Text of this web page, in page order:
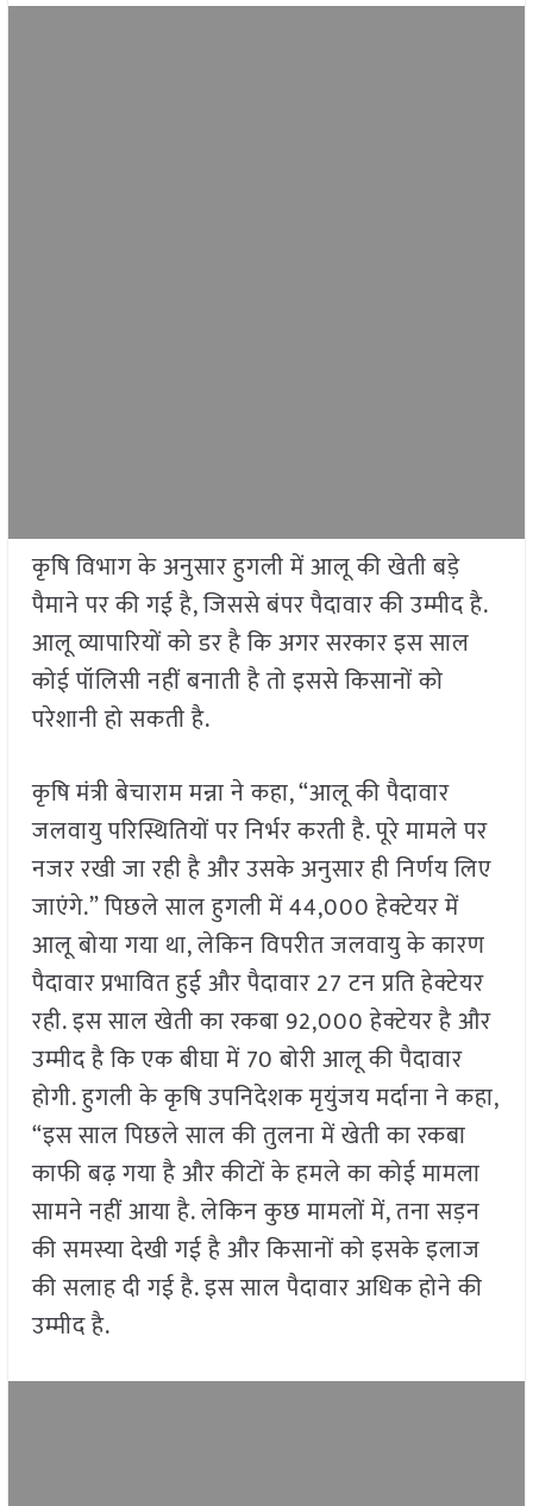
कृषि विभाग के अनुसार हुगली में आलू की खेती बड़े
पैमाने पर की गई है, जिससे बंपर पैदावार की उम्मीद है.
आलू व्यापारियों को डर है कि अगर सरकार इस साल
कोई पॉलिसी नहीं बनाती है तो इससे किसानों को
परेशानी हो सकती है.
कृषि मंत्री बेचाराम मन्ना ने कहा, “आलू की पैदावार
जलवायु परिस्थितियों पर निर्भर करती है. पूरे मामले पर
नजर रखी जा रही है और उसके अनुसार ही निर्णय लिए
जाएंगे.” पिछले साल हुगली में 44,000 हेक्टेयर में
आलू बोया गया था, लेकिन विपरीत जलवायु के कारण
पैदावार प्रभावित हुई और पैदावार 27 टन प्रति हेक्टेयर
रही. इस साल खेती का रकबा 92,000 हेक्टेयर है और
उम्मीद है कि एक बीघा में 70 बोरी आलू की पैदावार
होगी. हुगली के कृषि उपनिदेशक मृयुंजय मर्दाना ने कहा,
“इस साल पिछले साल की तुलना में खेती का रकबा
काफी बढ़ गया है और कीटों के हमले का कोई मामला
सामने नहीं आया है. लेकिन कुछ मामलों में, तना सड़न
की समस्या देखी गई है और किसानों को इसके इलाज
की सलाह दी गई है. इस साल पैदावार अधिक होने की
उम्मीद है.